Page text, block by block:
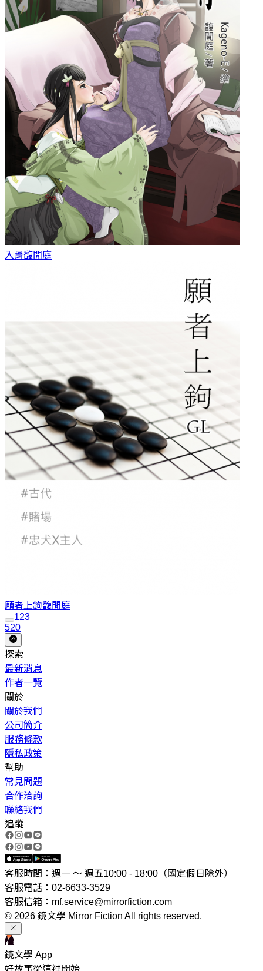
入骨馥閒庭
願者上鉤馥閒庭
123
520
探索
最新消息
作者一覽
關於
關於我們
公司簡介
服務條款
隱私政策
幫助
常見問題
合作洽詢
聯絡我們
追蹤
客服時間：週一 ～ 週五10:00 - 18:00（國定假日除外）
客服電話：02-6633-3529
客服信箱：mf.service@mirrorfiction.com
© 2026 鏡文學 Mirror Fiction All rights reserved.
鏡文學 App
好故事從這裡開始